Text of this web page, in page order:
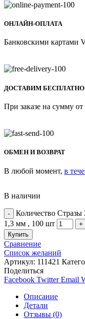
ОНЛАЙН-ОПЛАТА
Банковскими картами
ДОСТАВИМ БЕСПЛАТНО
При заказе на сумму от
ОБМЕН И ВОЗВРАТ
В любой момент, в
В наличии
Количество Стразы
1,3 мм , 100 шт
Купить
Сравнение
Список желаний
Артикул: 111421
Поделиться
Facebook Twitter Email
Описание
Детали
Отзывы (0)